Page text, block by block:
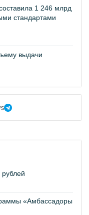
1 246 млрд
стандартами
выдачи
«Амбассадоры